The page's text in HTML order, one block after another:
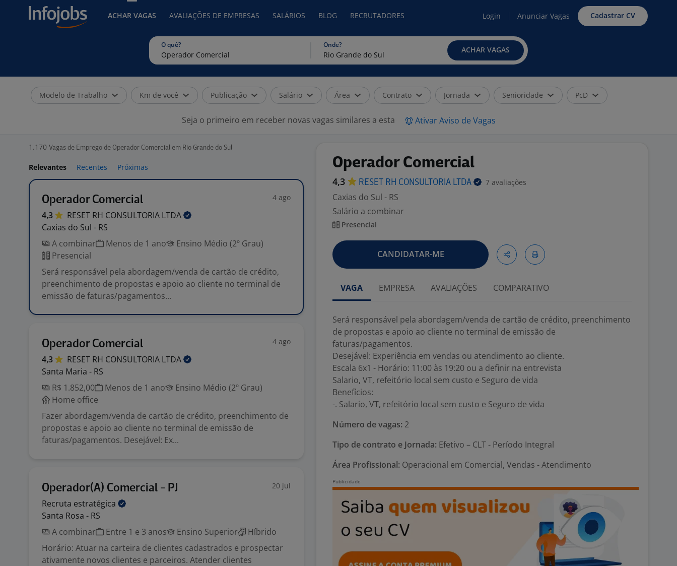
ACHAR VAGAS AVALIAÇÕES DE EMPRESAS SALÁRIOS BLOG RECRUTADORES Login Anunciar Vagas Cadastrar CV
O quê? Onde?
ACHAR VAGAS
Modelo de Trabalho Km de você Publicação Salário Área Contrato Jornada Senioridade PcD
Seja o primeiro em receber novas vagas similares a esta Ativar Aviso de Vagas
1.170 Vagas de Emprego de Operador Comercial em Rio Grande do Sul
Relevantes Recentes Próximas
Operador Comercial 4 ago
4,3 RESET RH CONSULTORIA LTDA
Caxias do Sul - RS
A combinar
Menos de 1 ano
Ensino Médio (2º Grau)
Presencial
Será responsável pela abordagem/venda de cartão de crédito,
preenchimento de propostas e apoio ao cliente no terminal de
emissão de faturas/pagamentos...
Operador Comercial 4 ago
4,3 RESET RH CONSULTORIA LTDA
Santa Maria - RS
R$ 1.852,00
Menos de 1 ano
Ensino Médio (2º Grau)
Home office
Fazer abordagem/venda de cartão de crédito, preenchimento de
propostas e apoio ao cliente no terminal de emissão de
faturas/pagamentos. Desejável: Ex...
Operador(A) Comercial - PJ 20 jul
Recruta estratégica
Santa Rosa - RS
A combinar
Entre 1 e 3 anos Ensino Superior
Híbrido
Horário: Atuar na carteira de clientes cadastrados e prospectar
ativamente novos clientes e parceiros. Atender clientes
Operador Comercial
4,3 RESET RH CONSULTORIA LTDA 7 avaliações
Caxias do Sul - RS
Salário a combinar
Presencial
CANDIDATAR-ME
VAGA EMPRESA AVALIAÇÕES COMPARATIVO
Será responsável pela abordagem/venda de cartão de crédito, preenchimento
de propostas e apoio ao cliente no terminal de emissão de
faturas/pagamentos.
Desejável: Experiência em vendas ou atendimento ao cliente.
Escala 6x1 - Horário: 11:00 às 19:20 ou a definir na entrevista
Salario, VT, refeitório local sem custo e Seguro de vida
Benefícios:
-. Salario, VT, refeitório local sem custo e Seguro de vida
Número de vagas: 2
Tipo de contrato e Jornada: Efetivo – CLT - Período Integral
Área Profissional: Operacional em Comercial, Vendas - Atendimento